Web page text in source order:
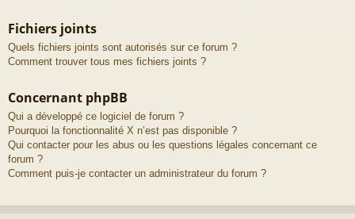
Fichiers joints
Quels fichiers joints sont autorisés sur ce forum ?
Comment trouver tous mes fichiers joints ?
Concernant phpBB
Qui a développé ce logiciel de forum ?
Pourquoi la fonctionnalité X n’est pas disponible ?
Qui contacter pour les abus ou les questions légales concernant ce
forum ?
Comment puis-je contacter un administrateur du forum ?